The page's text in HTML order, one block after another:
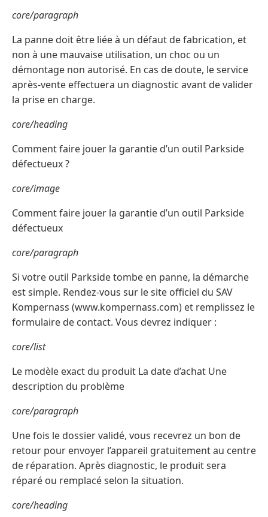
core/paragraph
La panne doit être liée à un défaut de fabrication, et
non à une mauvaise utilisation, un choc ou un
démontage non autorisé. En cas de doute, le service
après-vente effectuera un diagnostic avant de valider
la prise en charge.
core/heading
Comment faire jouer la garantie d’un outil Parkside
défectueux ?
core/image
Comment faire jouer la garantie d’un outil Parkside
défectueux
core/paragraph
Si votre outil Parkside tombe en panne, la démarche
est simple. Rendez-vous sur le site officiel du SAV
Kompernass (www.kompernass.com) et remplissez le
formulaire de contact. Vous devrez indiquer :
core/list
Le modèle exact du produit La date d’achat Une
description du problème
core/paragraph
Une fois le dossier validé, vous recevrez un bon de
retour pour envoyer l’appareil gratuitement au centre
de réparation. Après diagnostic, le produit sera
réparé ou remplacé selon la situation.
core/heading